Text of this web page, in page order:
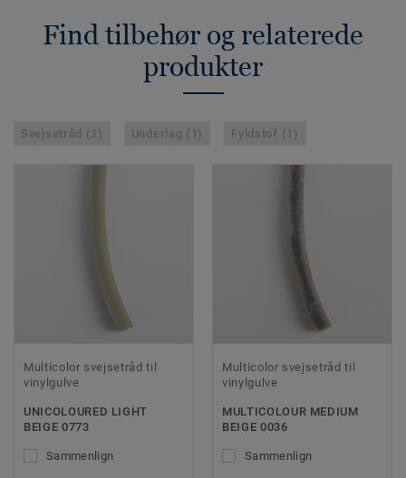
Find tilbehør og relaterede
produkter
Svejsetråd (2) Underlag (1) Fyldstof (1)
Multicolor svejsetråd til
vinylgulve
UNICOLOURED LIGHT
BEIGE 0773
Sammenlign
Multicolor svejsetråd til
vinylgulve
MULTICOLOUR MEDIUM
BEIGE 0036
Sammenlign